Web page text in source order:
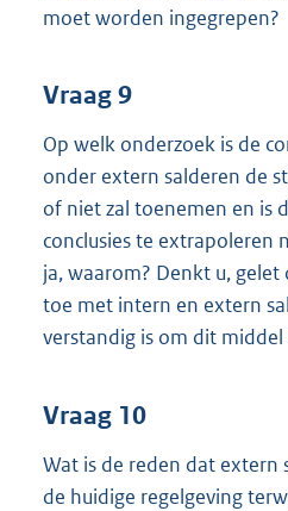
moet worden ingegrepen?
Vraag 9
Op welk onderzoek is de
onder extern salderen de
of niet zal toenemen en is
conclusies te extrapoleren
ja, waarom? Denkt u,
toe met intern en extern
verstandig is om dit
Vraag 10
Wat is de reden dat extern
de huidige regelgeving